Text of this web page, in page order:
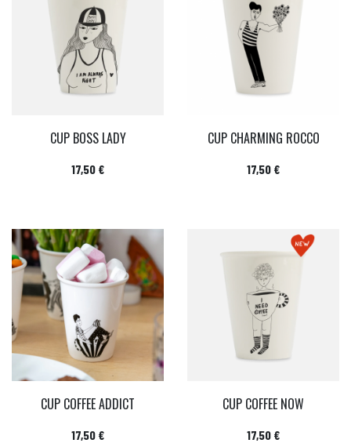
CUP BOSS LADY
Prix
17,50 €
CUP CHARMING ROCCO
Prix
17,50 €
CUP COFFEE ADDICT
Prix
17,50 €
CUP COFFEE NOW
Prix
17,50 €